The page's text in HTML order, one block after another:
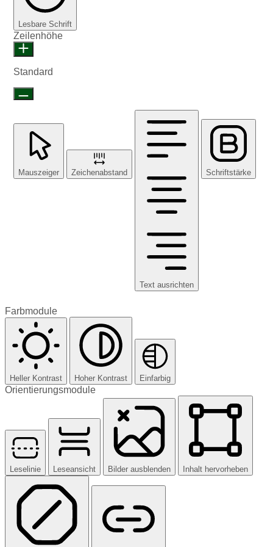
Lesbare Schrift
Zeilenhöhe
Standard
Mauszeiger Zeichenabstand
Text ausrichten
Schriftstärke
Farbmodule
Heller Kontrast Hoher Kontrast Einfarbig
Orientierungsmodule
Leselinie Leseansicht Bilder ausblenden Inhalt hervorheben